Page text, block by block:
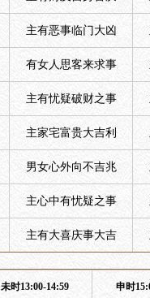
主有恶事临门大凶
有女人思客来求事
主有忧疑破财之事
主家宅富贵大吉利
男女心外向不吉兆
主心中有忧疑之事
主有大喜庆事大吉
未时13:00-14:59 申时